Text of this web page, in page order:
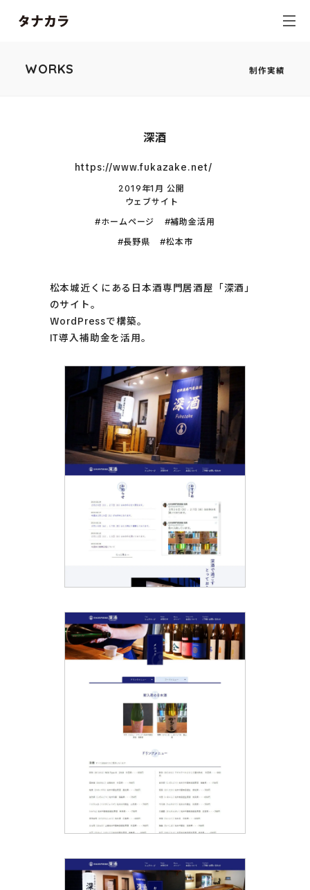
WORKS 制作実績
深酒
https://www.fukazake.net/
2019年1月 公開
ウェブサイト
ホームページ
補助金活用
長野県
松本市
松本城近くにある日本酒専門居酒屋「深酒」
のサイト。
WordPressで構築。
IT導入補助金を活用。